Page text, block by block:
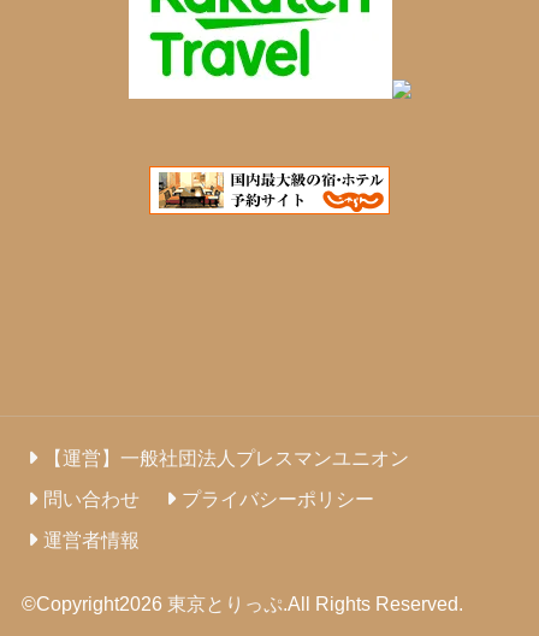
【運営】一般社団法人プレスマンユニオン
問い合わせ
プライバシーポリシー
運営者情報
©Copyright2026 東京とりっぷ.All Rights Reserved.